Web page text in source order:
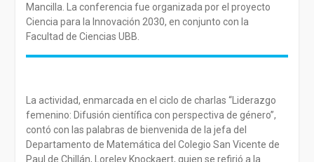
Mancilla. La conferencia fue organizada por el proyecto
Ciencia para la Innovación 2030, en conjunto con la
Facultad de Ciencias UBB.
La actividad, enmarcada en el ciclo de charlas “Liderazgo
femenino: Difusión científica con perspectiva de género”,
contó con las palabras de bienvenida de la jefa del
Departamento de Matemática del Colegio San Vicente de
Paul de Chillán, Loreley Knockaert, quien se refirió a la